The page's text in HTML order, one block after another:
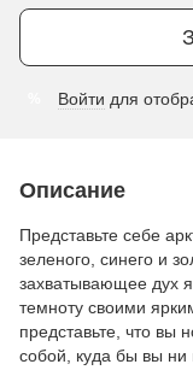
Войти для
Описание
Представьте себе
зеленого, синего и
захватывающее дух
темноту своими
представьте, что вы
собой, куда бы вы ни